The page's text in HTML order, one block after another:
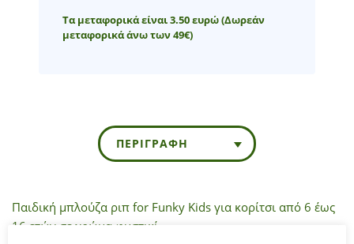
Τα μεταφορικά είναι 3.50 ευρώ(Δωρεάν
μεταφορικά άνω των 49€)
ΠΕΡΙΓΡΑΦΉ
Παιδική μπλούζα ριπ for Funky Kids για κορίτσι από 6 έως
16 ετών σε χρώμα φυστικί.